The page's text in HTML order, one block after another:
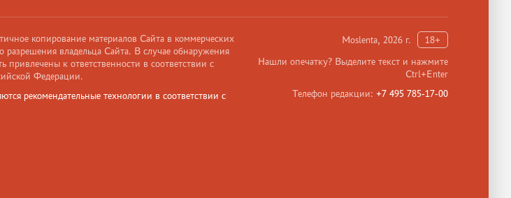
Moslenta, 2026 г.
18+
Нашли опечатку? Выделите текст и нажмите
Ctrl+Enter
Телефон редакции: +7 495 785-17-00
копирование материалов Сайта в коммерческих
разрешения владельца Сайта. В случае обнаружения
к ответственности в соответствии с
Федерации.
рекомендательные технологии в соответствии с